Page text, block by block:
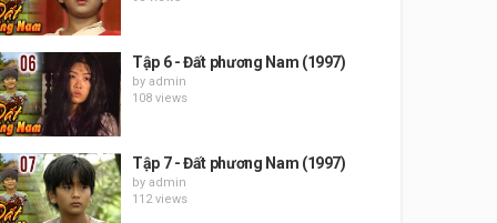
Tập 6 - Đất phương Nam (1997)
by admin
108 views
Tập 7 - Đất phương Nam (1997)
by admin
112 views